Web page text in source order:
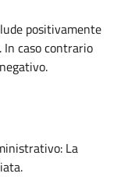
positivamente
In caso contrario
La